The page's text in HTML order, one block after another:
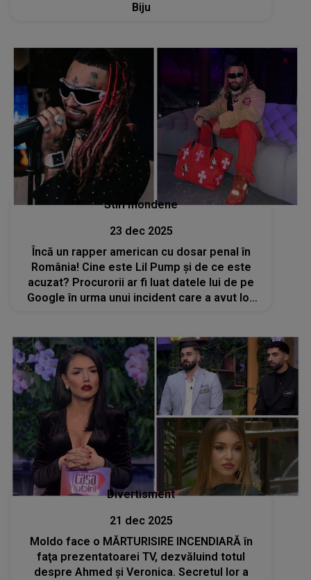
Biju
Stiri mondene
23 dec 2025
Încă un rapper american cu dosar penal în
România! Cine este Lil Pump și de ce este
acuzat? Procurorii ar fi luat datele lui de pe
Google în urma unui incident care a avut loc
Divertisment
21 dec 2025
Moldo face o MĂRTURISIRE INCENDIARĂ în
faţa prezentatoarei TV, dezvăluind totul
despre Ahmed și Veronica. Secretul lor a